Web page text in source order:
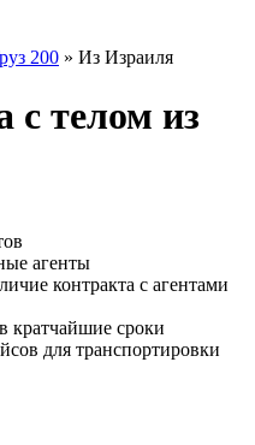
200 » Из Израиля
с телом из
агенты
контракта с агентами
кратчайшие сроки
для транспортировки